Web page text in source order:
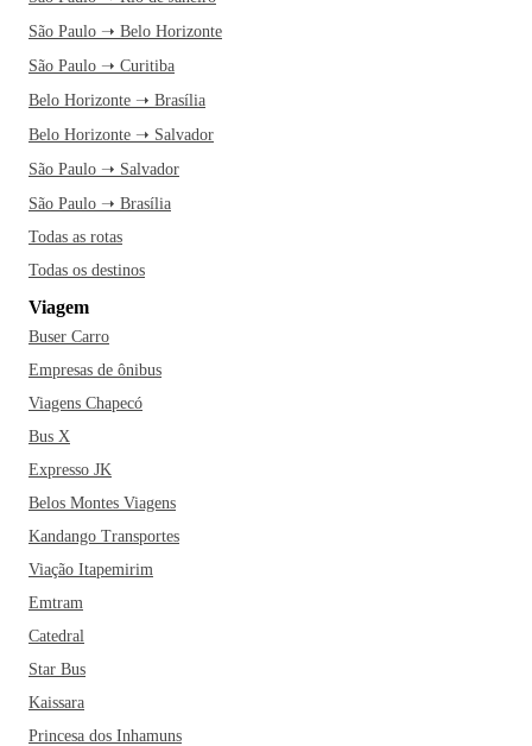
São Paulo ➝ Belo Horizonte
São Paulo ➝ Curitiba
Belo Horizonte ➝ Brasília
Belo Horizonte ➝ Salvador
São Paulo ➝ Salvador
São Paulo ➝ Brasília
Todas as rotas
Todas os destinos
Viagem
Buser Carro
Empresas de ônibus
Viagens Chapecó
Bus X
Expresso JK
Belos Montes Viagens
Kandango Transportes
Viação Itapemirim
Emtram
Catedral
Star Bus
Kaissara
Princesa dos Inhamuns